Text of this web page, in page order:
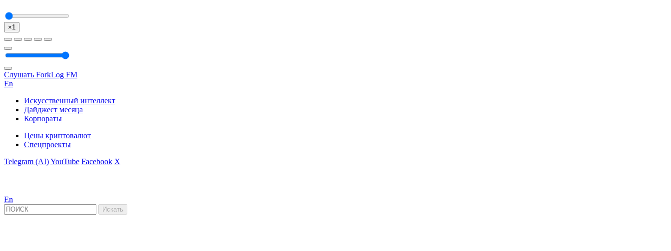
×1
Слушать ForkLog FM
En
Искусственный интеллект
Дайджест месяца
Корпораты
Цены криптовалют
Спецпроекты
Telegram (AI)YouTube Facebook X
En